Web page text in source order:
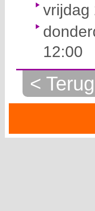
vrijdag
12:00
< Terug